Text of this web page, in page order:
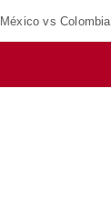
México vs Colombia